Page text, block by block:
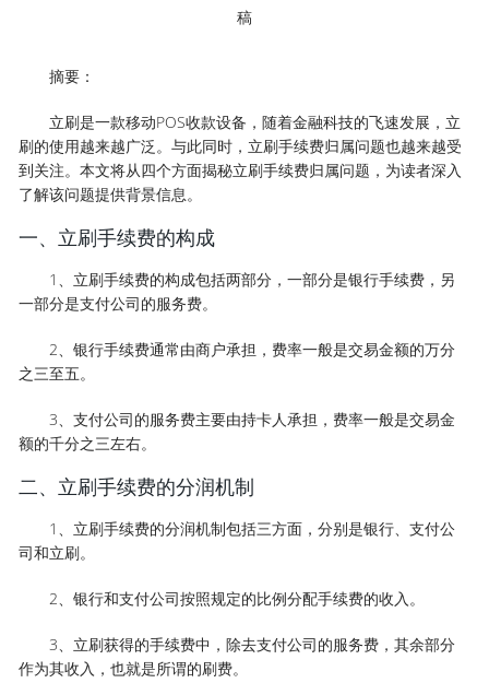
稿
摘要：
立刷是一款移动POS收款设备，随着金融科技的飞速发展，立
刷的使用越来越广泛。与此同时，立刷手续费归属问题也越来越受
到关注。本文将从四个方面揭秘立刷手续费归属问题，为读者深入
了解该问题提供背景信息。
一、立刷手续费的构成
1、立刷手续费的构成包括两部分，一部分是银行手续费，另
一部分是支付公司的服务费。
2、银行手续费通常由商户承担，费率一般是交易金额的万分
之三至五。
3、支付公司的服务费主要由持卡人承担，费率一般是交易金
额的千分之三左右。
二、立刷手续费的分润机制
1、立刷手续费的分润机制包括三方面，分别是银行、支付公
司和立刷。
2、银行和支付公司按照规定的比例分配手续费的收入。
3、立刷获得的手续费中，除去支付公司的服务费，其余部分
作为其收入，也就是所谓的刷费。